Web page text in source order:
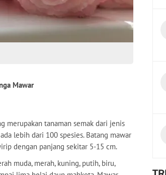
merupakan tanaman semak dari jenis
lebih dari 100 spesies. Batang mawar
dengan panjang sekitar 5-15 cm.
muda, merah, kuning, putih, biru,